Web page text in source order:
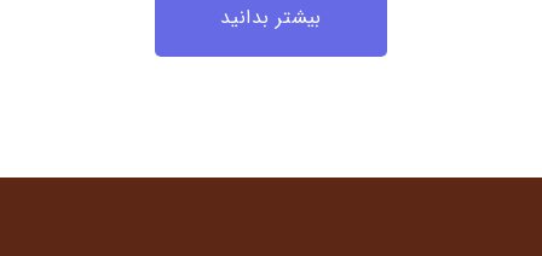
بیشتر بدانید